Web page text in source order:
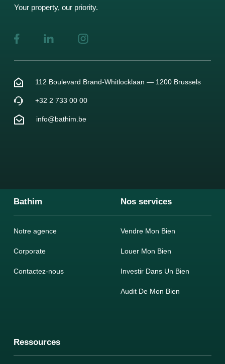
Your property, our priority.
112 Boulevard Brand-Whitlocklaan — 1200 Brussels
+32 2 733 00 00
info@bathim.be
Bathim Nos services
Notre agence
Corporate
Contactez-nous
Vendre Mon Bien
Louer Mon Bien
Investir Dans Un Bien
Audit De Mon Bien
Ressources